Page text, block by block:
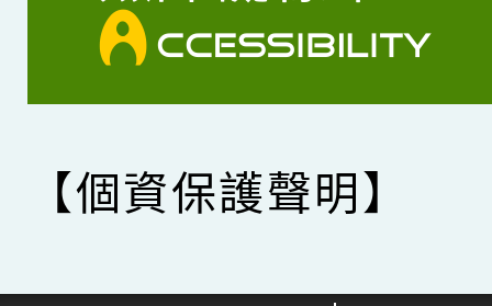
【個資保護聲明】